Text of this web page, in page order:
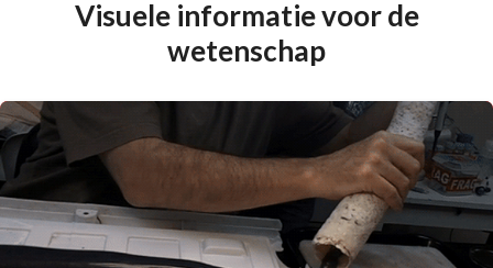
Visuele informatie voor de
wetenschap